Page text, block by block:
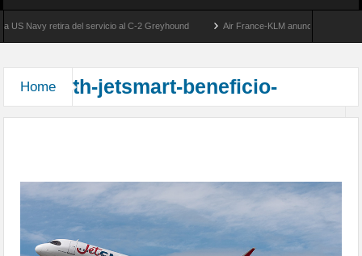
Navy retira del servicio al C-2 Greyhound Air France-KLM anuncia a Guilhem
Home th-jetsmart-beneficio-
clientes-bancoestado